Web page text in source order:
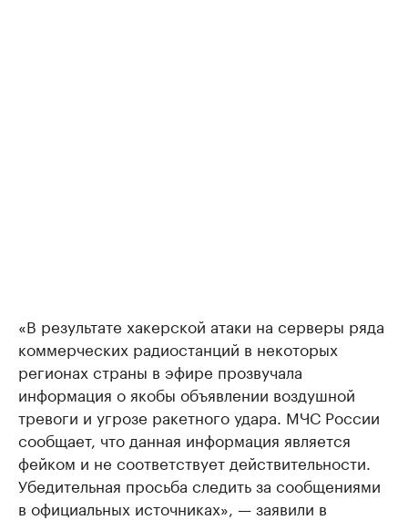
«В результате хакерской атаки на серверы ряда
коммерческих радиостанций в некоторых
регионах страны в эфире прозвучала
информация о якобы объявлении воздушной
тревоги и угрозе ракетного удара. МЧС России
сообщает, что данная информация является
фейком и не соответствует действительности.
Убедительная просьба следить за сообщениями
в официальных источниках», — заявили в